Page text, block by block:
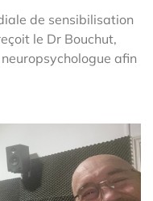
de sensibilisation
le Dr Bouchut,
afin